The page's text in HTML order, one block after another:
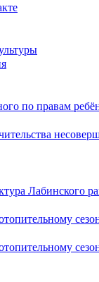
по правам
Лабинского